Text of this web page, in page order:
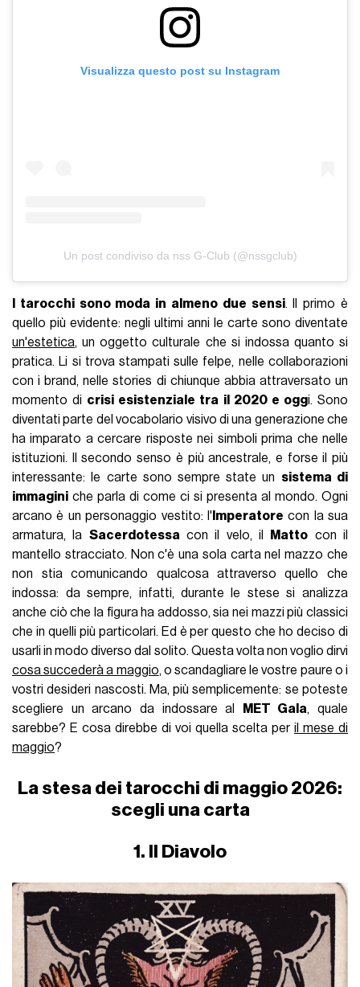
Visualizza questo post su Instagram
Un post condiviso da nss G-Club (@nssgclub)
I tarocchi sono moda in almeno due sensi. Il primo è
quello più evidente: negli ultimi anni le carte sono diventate
un'estetica, un oggetto culturale che si indossa quanto si
pratica. Li si trova stampati sulle felpe, nelle collaborazioni
con i brand, nelle stories di chiunque abbia attraversato un
momento di crisi esistenziale tra il 2020 e oggi. Sono
diventati parte del vocabolario visivo di una generazione che
ha imparato a cercare risposte nei simboli prima che nelle
istituzioni. Il secondo senso è più ancestrale, e forse il più
interessante: le carte sono sempre state un sistema di
immagini che parla di come ci si presenta al mondo. Ogni
arcano è un personaggio vestito: l' Imperatore con la sua
armatura, la Sacerdotessa con il velo, il Matto con il
mantello stracciato. Non c'è una sola carta nel mazzo che
non stia comunicando qualcosa attraverso quello che
indossa: da sempre, infatti, durante le stese si analizza
anche ciò che la figura ha addosso, sia nei mazzi più classici
che in quelli più particolari. Ed è per questo che ho deciso di
usarli in modo diverso dal solito. Questa volta non voglio dirvi
cosa succederà a maggio, o scandagliare le vostre paure o i
vostri desideri nascosti. Ma, più semplicemente: se poteste
scegliere un arcano da indossare al
MET Gala, quale
sarebbe? E cosa direbbe di voi quella scelta per il mese di
maggio?
La stesa dei tarocchi di maggio 2026:
scegli una carta
1. Il Diavolo